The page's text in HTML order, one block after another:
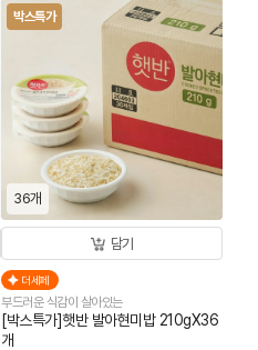
박스특가
36개
담기
더세페
부드러운 식감이 살아있는
[박스특가]햇반 발아현미밥 210gX36
개